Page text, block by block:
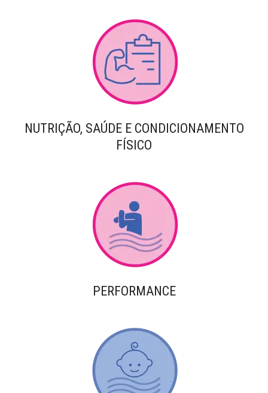
NUTRIÇÃO, SAÚDE E CONDICIONAMENTO
FÍSICO
PERFORMANCE